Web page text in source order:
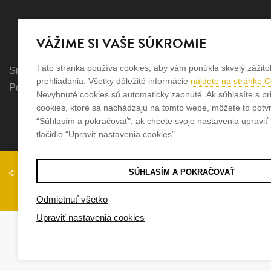
Sme rodinná firma a zameriavame sa na predaj hodiniek a
Pozrite sa na naše ďaľšie web stránky.
© 2026 odBlueweb s.r.o.
VÁŽIME SI VAŠE SÚKROMIE
Táto stránka používa cookies, aby vám ponúkla skvelý
prehliadania. Všetky dôležité informácie nájdete na stránke
Nevyhnuté cookies sú automaticky zapnuté. Ak súhlasíte s
cookies, ktoré sa nachádzajú na tomto webe, môžete to
“Súhlasím a pokračovať", ak chcete svoje nastavenia upraviť
tlačidlo “Upraviť nastavenia cookies".
SÚHLASÍM A POKRAČOVAŤ
Odmietnuť všetko
Upraviť nastavenia cookies